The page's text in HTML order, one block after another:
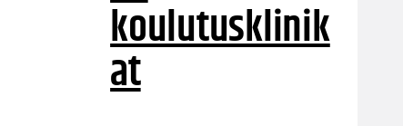
koulutusklinik
at